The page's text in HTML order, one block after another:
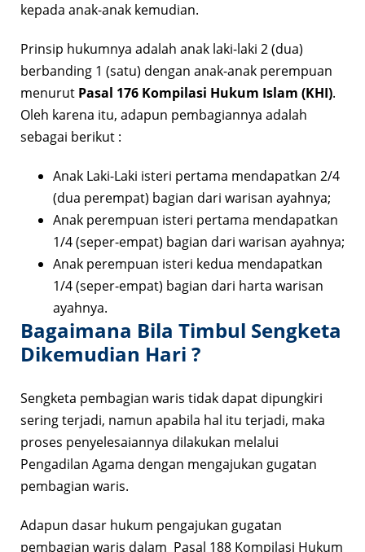
kepada anak-anak kemudian.
Prinsip hukumnya adalah anak laki-laki 2 (dua)
berbanding 1 (satu) dengan anak-anak perempuan
menurut Pasal 176 Kompilasi Hukum Islam (KHI).
Oleh karena itu, adapun pembagiannya adalah
sebagai berikut :
Anak Laki-Laki isteri pertama mendapatkan 2/4
(dua perempat) bagian dari warisan ayahnya;
Anak perempuan isteri pertama mendapatkan
1/4 (seper-empat) bagian dari warisan ayahnya;
Anak perempuan isteri kedua mendapatkan
1/4 (seper-empat) bagian dari harta warisan
ayahnya.
Bagaimana Bila Timbul Sengketa
Dikemudian Hari ?
Sengketa pembagian waris tidak dapat dipungkiri
sering terjadi, namun apabila hal itu terjadi, maka
proses penyelesaiannya dilakukan melalui
Pengadilan Agama dengan mengajukan gugatan
pembagian waris.
Adapun dasar hukum pengajukan gugatan
pembagian waris dalam Pasal 188 Kompilasi Hukum